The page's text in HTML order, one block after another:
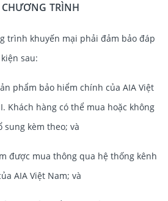
TRÌNH
trình khuyến mại phải đảm bảo đáp
sau:
phẩm bảo hiểm chính của AIA Việt
Khách hàng có thể mua hoặc không
sung kèm theo; và
được mua thông qua hệ thống kênh
AIA Việt Nam; và